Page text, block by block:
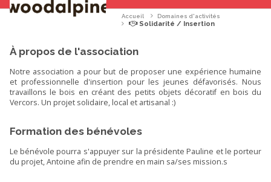
Accueil Domaines d'activités
Solidarité / Insertion
À propos de l'association
Notre association a pour but de proposer une expérience humaine
et professionnelle d'insertion pour les jeunes défavorisés. Nous
travaillons le bois en créant des petits objets décoratif en bois du
Vercors. Un projet solidaire, local et artisanal :)
Formation des bénévoles
Le bénévole pourra s'appuyer sur la présidente Pauline et le porteur
du projet, Antoine afin de prendre en main sa/ses mission.s